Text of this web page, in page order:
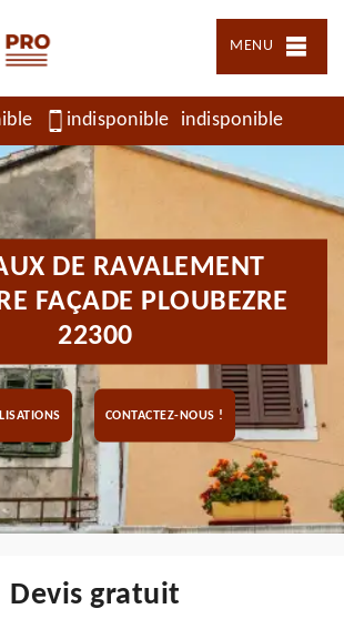
MENU
indisponible indisponible
DE RAVALEMENT
FAÇADE PLOUBEZRE
22300
CONTACTEZ-NOUS !
Devis gratuit